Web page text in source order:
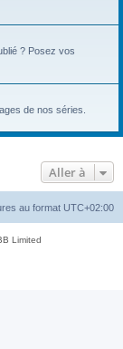
? Posez vos
de nos séries.
Aller à
au format UTC+02:00
Limited